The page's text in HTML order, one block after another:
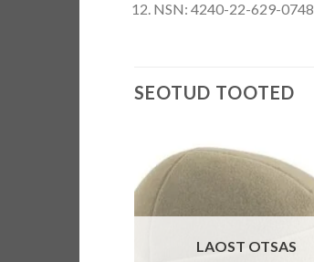
NSN: 4240-22-629-0748
SEOTUD TOOTED
LAOST OTSAS